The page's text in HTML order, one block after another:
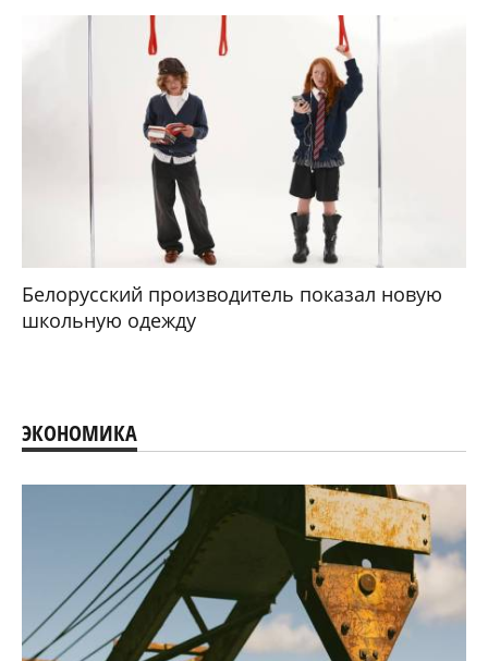
Белорусский производитель показал новую
школьную одежду
ЭКОНОМИКА